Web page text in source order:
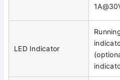
LED Indicator